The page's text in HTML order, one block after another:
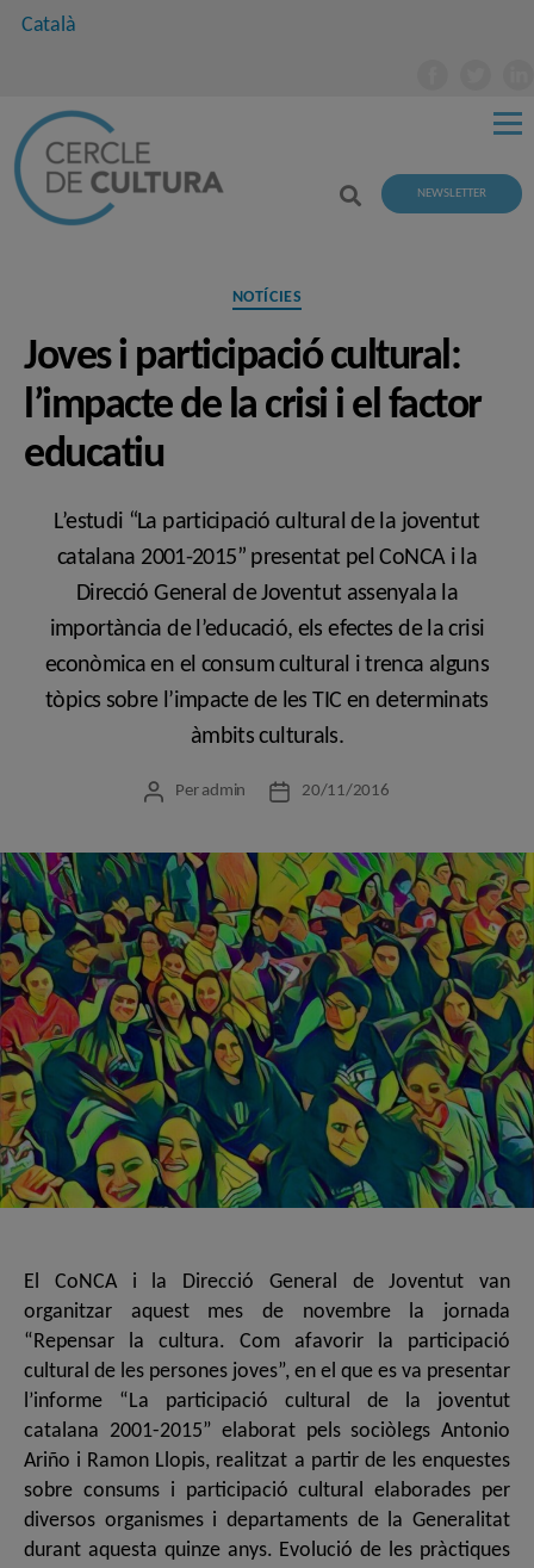
Català
NEWSLETTER
Categories
NOTÍCIES
Joves i participació cultural:
l’impacte de la crisi i el factor
educatiu
L’estudi “La participació cultural de la joventut
catalana 2001-2015” presentat pel CoNCA i la
Direcció General de Joventut assenyala la
importància de l’educació, els efectes de la crisi
econòmica en el consum cultural i trenca alguns
tòpics sobre l’impacte de les TIC en determinats
àmbits culturals.
Autor
Per admin
Data20/11/2016
El CoNCA i la Direcció General de Joventut van
organitzar aquest mes de novembre la jornada
“Repensar la cultura. Com afavorir la participació
cultural de les persones joves”, en el que es va presentar
l’informe “La participació cultural de la joventut
catalana 2001-2015” elaborat pels sociòlegs Antonio
Ariño i Ramon Llopis, realitzat a partir de les enquestes
sobre consums i participació cultural elaborades per
diversos organismes i departaments de la Generalitat
durant aquesta quinze anys. Evolució de les pràctiques